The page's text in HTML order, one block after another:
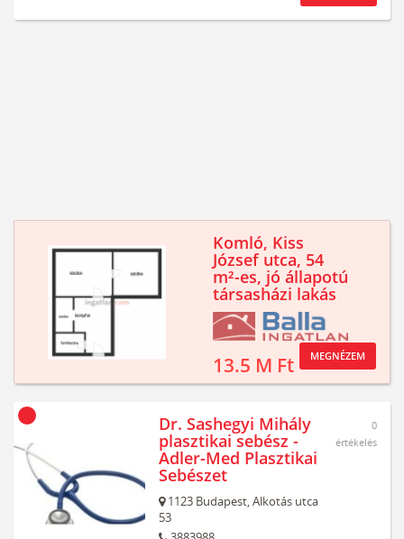
Komló, Kiss
József utca, 54
m²-es, jó állapotú
társasházi lakás
13.5 M Ft MEGNÉZEM
Dr. Sashegyi Mihály
plasztikai sebész -
Adler-Med Plasztikai
Sebészet
1123 Budapest,Alkotás utca
53
0
értékelés